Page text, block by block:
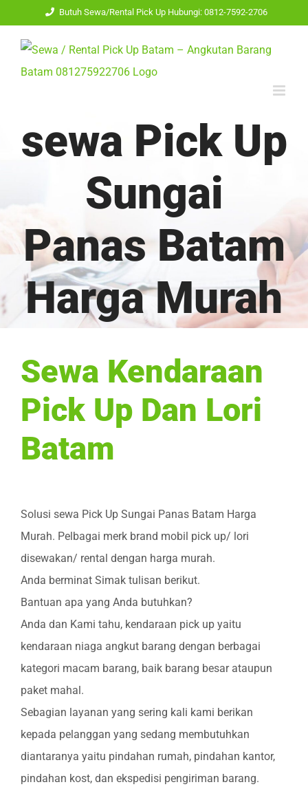
content
Butuh Sewa/Rental Pick Up Hubungi: 0812-7592-2706
sewa Pick Up
Sungai
Panas Batam
Harga Murah
Sewa Kendaraan
Pick Up Dan Lori
Batam
Solusi sewa Pick Up Sungai Panas Batam Harga
Murah. Pelbagai merk brand mobil pick up/ lori
disewakan/ rental dengan harga murah.
Anda berminat Simak tulisan berikut.
Bantuan apa yang Anda butuhkan?
Anda dan Kami tahu, kendaraan pick up yaitu
kendaraan niaga angkut barang dengan berbagai
kategori macam barang, baik barang besar ataupun
paket mahal.
Sebagian layanan yang sering kali kami berikan
kepada pelanggan yang sedang membutuhkan
diantaranya yaitu pindahan rumah, pindahan kantor,
pindahan kost, dan ekspedisi pengiriman barang.